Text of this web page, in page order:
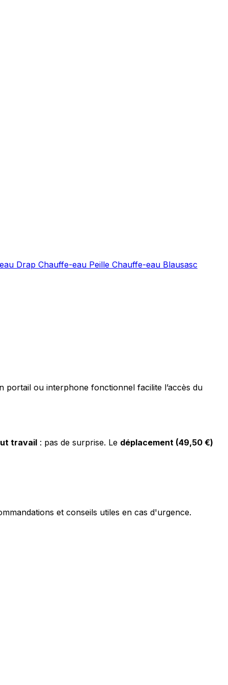
Drap Chauffe-eau Peille Chauffe-eau Blausasc
portail ou interphone fonctionnel facilite l’accès du
travail : pas de surprise. Le déplacement (49,50 €)
et conseils utiles en cas d'urgence.